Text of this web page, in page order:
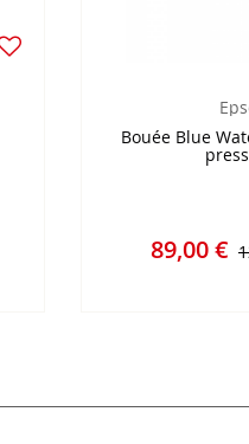
Bouée Blue
89,00 €